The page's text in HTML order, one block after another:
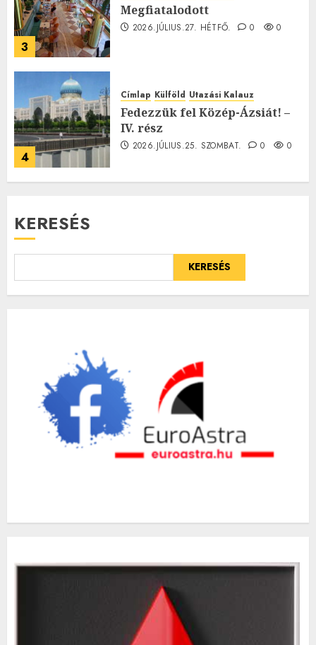
3
Megfiatalodott
2026.JÚLIUS.27. HÉTFŐ. 0 0
4
Címlap Külföld Utazási Kalauz
Fedezzük fel Közép-Ázsiát! –
IV. rész
2026.JÚLIUS.25. SZOMBAT. 0 0
KERESÉS
KERESÉS